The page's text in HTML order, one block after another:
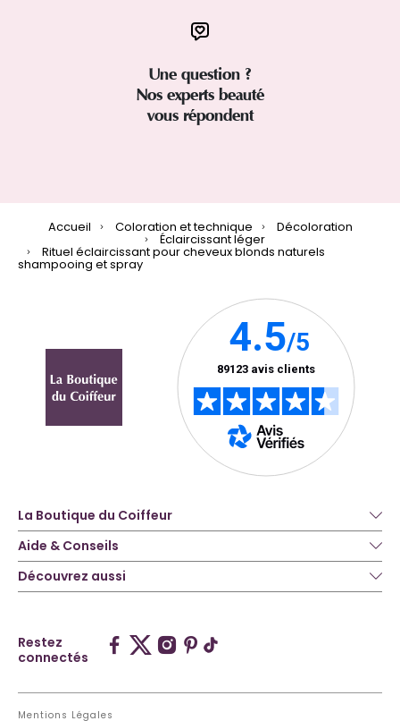
Une question ?
Nos experts beauté
vous répondent
Accueil Coloration et technique Décoloration
Éclaircissant léger
Rituel éclaircissant pour cheveux blonds naturels
shampooing et spray
La Boutique du Coiffeur
Aide & Conseils
Découvrez aussi
Restez
connectés
Mentions Légales